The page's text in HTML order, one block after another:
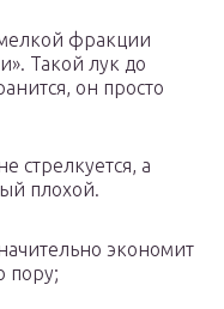
фракции
Такой лук до
он просто
стрелкуется, а
плохой.
экономит
пору;